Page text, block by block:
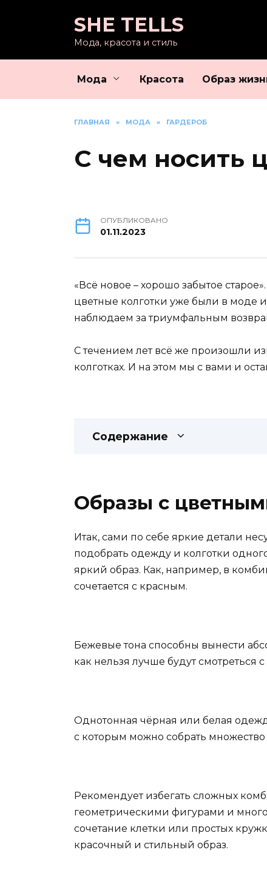
SHE TELLS
Мода, красота и стиль
Мода Красота Образ
ГЛАВНАЯ » МОДА » ГАРДЕРОБ
С чем носить
ОПУБЛИКОВАНО
01.11.2023
«Всё новое – хорошо забытое
цветные колготки уже были в моде
наблюдаем за триумфальным
С течением лет всё же произошли
колготках. И на этом мы с вами и
Содержание
Образы с
Итак, сами по себе яркие детали
подобрать одежду и колготки
яркий образ. Как, например, в
сочетается с красным.
Бежевые тона способны вынести
как нельзя лучше будут смотреться
Однотонная чёрная или белая
с которым можно собрать
Рекомендует избегать сложных
геометрическими фигурами и
сочетание клетки или простых
красочный и стильный образ.